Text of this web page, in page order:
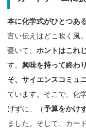
本に化学式がひとつあ
言い伝えはどこ吹く風
憂いて、 ホントはこれ
す。 興味を持って終わ
そ、サイエンスコミュ
ています。そこで、 化
げずに、（予算をかけ
ました。そして、カー